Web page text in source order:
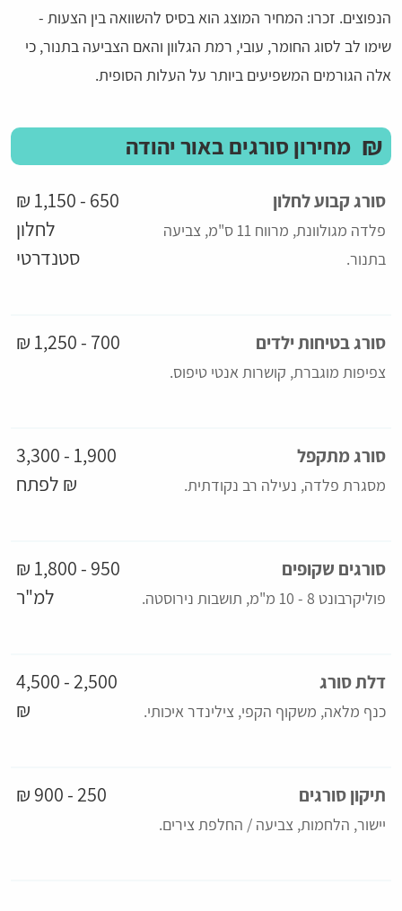
הנפוצים. זכרו: המחיר המוצג הוא בסיס להשוואה בין הצעות -
שימו לב לסוג החומר, עובי, רמת הגלוון והאם הצביעה בתנור, כי
אלה הגורמים המשפיעים ביותר על העלות הסופית.
₪ מחירון סורגים באור יהודה
סורג קבוע לחלון
פלדה מגולוונת, מרווח 11 ס"מ, צביעה
בתנור.
650 - 1,150 ₪
לחלון
סטנדרטי
סורג בטיחות ילדים
צפיפות מוגברת, קושרות אנטי טיפוס.
700 - 1,250 ₪
סורג מתקפל
מסגרת פלדה, נעילה רב נקודתית.
1,900 - 3,300
₪ לפתח
סורגים שקופים
פוליקרבונט 8 - 10 מ"מ, תושבות נירוסטה.
950 - 1,800 ₪
למ"ר
דלת סורג
כנף מלאה, משקוף הקפי, צילינדר איכותי.
2,500 - 4,500
₪
תיקון סורגים
יישור, הלחמות, צביעה / החלפת צירים.
250 - 900 ₪